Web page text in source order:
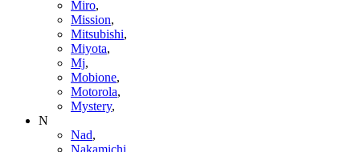
Miro,
Mission,
Mitsubishi,
Miyota,
Mj,
Mobione,
Motorola,
Mystery,
N
Nad,
Nakamichi,